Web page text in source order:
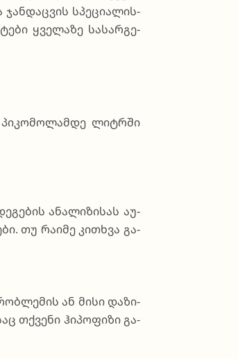
ჯან­და­ცვის სპე­ცი­ა­ლის­
ყვე­ლა­ზე სა­სა­რგე­
პი­კო­მო­ლამ­დე ლიტ­რში
ანა­ლი­ზი­სას აუ­
თუ რა­ი­მე კით­ხვა გა­
ან მი­სი და­ზი­
თქვე­ნი ჰი­პო­ფი­ზი გა­